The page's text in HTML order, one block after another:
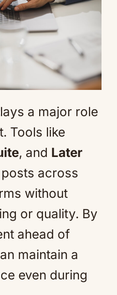
a major role
Tools like
, and Later
across
without
or quality. By
ahead of
maintain a
even during